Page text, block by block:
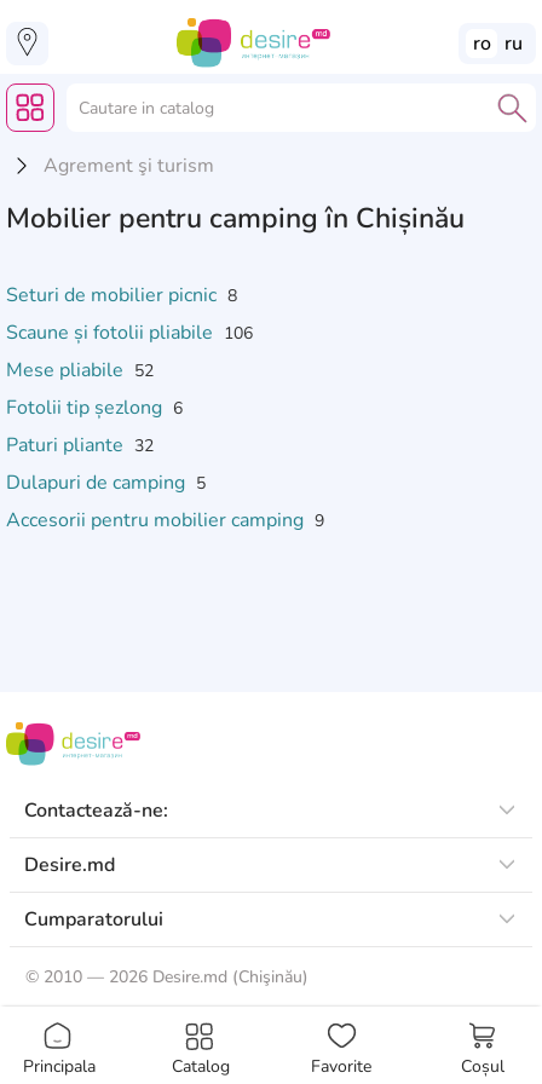
ro ru
Principala Catalog Favorite Coșul
Agrement şi turism
Mobilier pentru camping în Chișinău
Seturi de mobilier picnic 8
Scaune și fotolii pliabile 106
Mese pliabile 52
Fotolii tip șezlong 6
Paturi pliante 32
Dulapuri de camping 5
Accesorii pentru mobilier camping 9
Contactează-ne:
Desire.md
Cumparatorului
© 2010 — 2026 Desire.md (Chişinău)